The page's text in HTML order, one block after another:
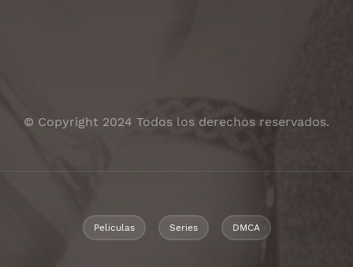
© Copyright 2024 Todos los derechos reservados.
Peliculas Series DMCA